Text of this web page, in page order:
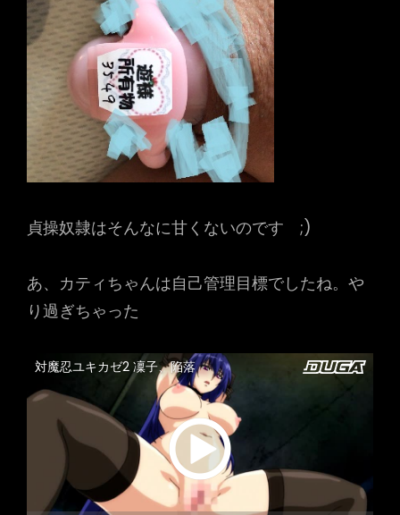
貞操奴隷はそんなに甘くないのです ;)
あ、カティちゃんは自己管理目標でしたね。や
り過ぎちゃった